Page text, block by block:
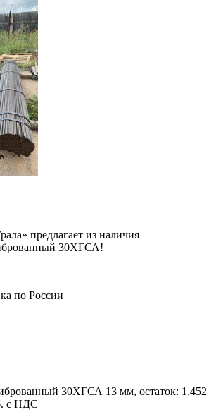
предлагает из наличия
30ХГСА!
по России
30ХГСА 13 мм, остаток: 1,452
с НДС